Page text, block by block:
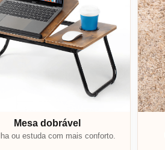
Mesa dobrável
ou estuda com mais conforto.